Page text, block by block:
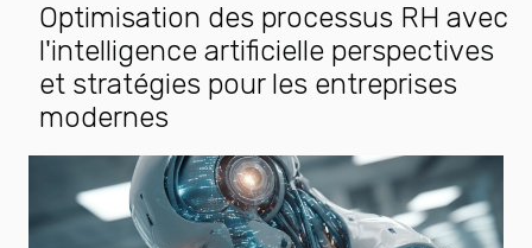
Optimisation des processus RH avec
l'intelligence artificielle perspectives
et stratégies pour les entreprises
modernes